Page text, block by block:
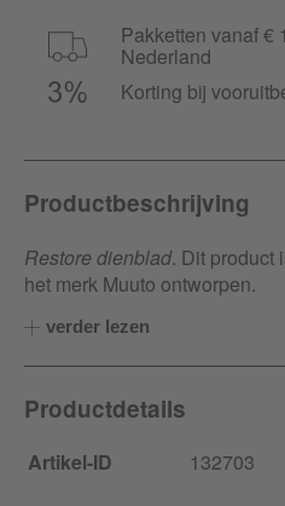
Pakketten vanaf €
Nederland
Korting bij
Productbeschrijving
Restore dienblad. Dit product
het merk Muuto ontworpen.
verder lezen
Productdetails
Artikel-ID
132703